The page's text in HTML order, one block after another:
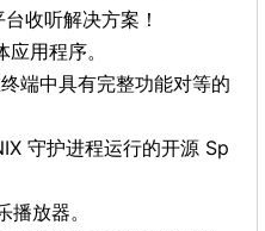
收听解决方案！
用程序。
端中具有完整功能对等的
守护进程运行的开源 Sp
放器。